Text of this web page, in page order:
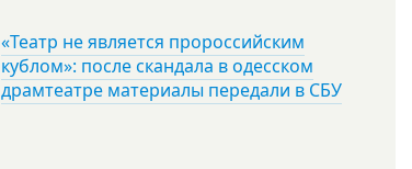
«Театр не является пророссийским
кублом»: после скандала в одесском
драмтеатре материалы передали в СБУ